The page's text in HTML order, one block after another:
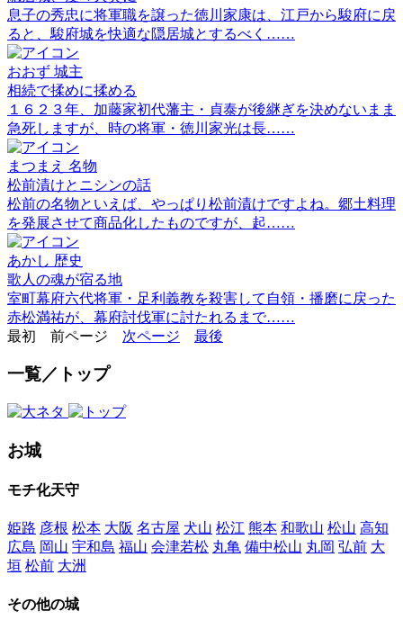
息子の秀忠に将軍職を譲った徳川家康は、江戸から駿府に戻
ると、駿府城を快適な隠居城とするべく……
おおず 城主
相続で揉めに揉める
１６２３年、加藤家初代藩主・貞泰が後継ぎを決めないまま
急死しますが、時の将軍・徳川家光は長……
まつまえ 名物
松前漬けとニシンの話
松前の名物といえば、やっぱり松前漬けですよね。郷土料理
を発展させて商品化したものですが、起……
あかし 歴史
歌人の魂が宿る地
室町幕府六代将軍・足利義教を殺害して自領・播磨に戻った
赤松満祐が、幕府討伐軍に討たれるまで……
最初
前ページ 次ページ 最後
一覧／トップ
お城
モチ化天守
姫路 彦根 松本 大阪 名古屋 犬山 松江 熊本 和歌山 松山 高知
広島 岡山 宇和島 福山 会津若松 丸亀 備中松山 丸岡 弘前 大
垣 松前 大洲
その他の城